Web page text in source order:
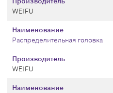
WEIFU
Производитель
WEIFU
Наименование
Распределительная головка
Наименование